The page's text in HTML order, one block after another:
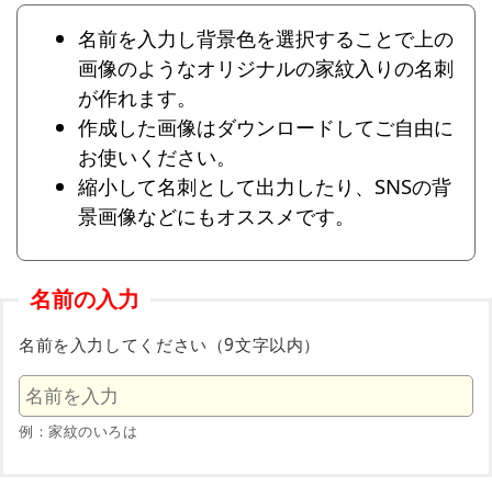
名前を入力し背景色を選択することで上の
画像のようなオリジナルの家紋入りの名刺
が作れます。
作成した画像はダウンロードしてご自由に
お使いください。
縮小して名刺として出力したり、SNSの背
景画像などにもオススメです。
名前の入力
名前を入力してください（9文字以内）
例：家紋のいろは